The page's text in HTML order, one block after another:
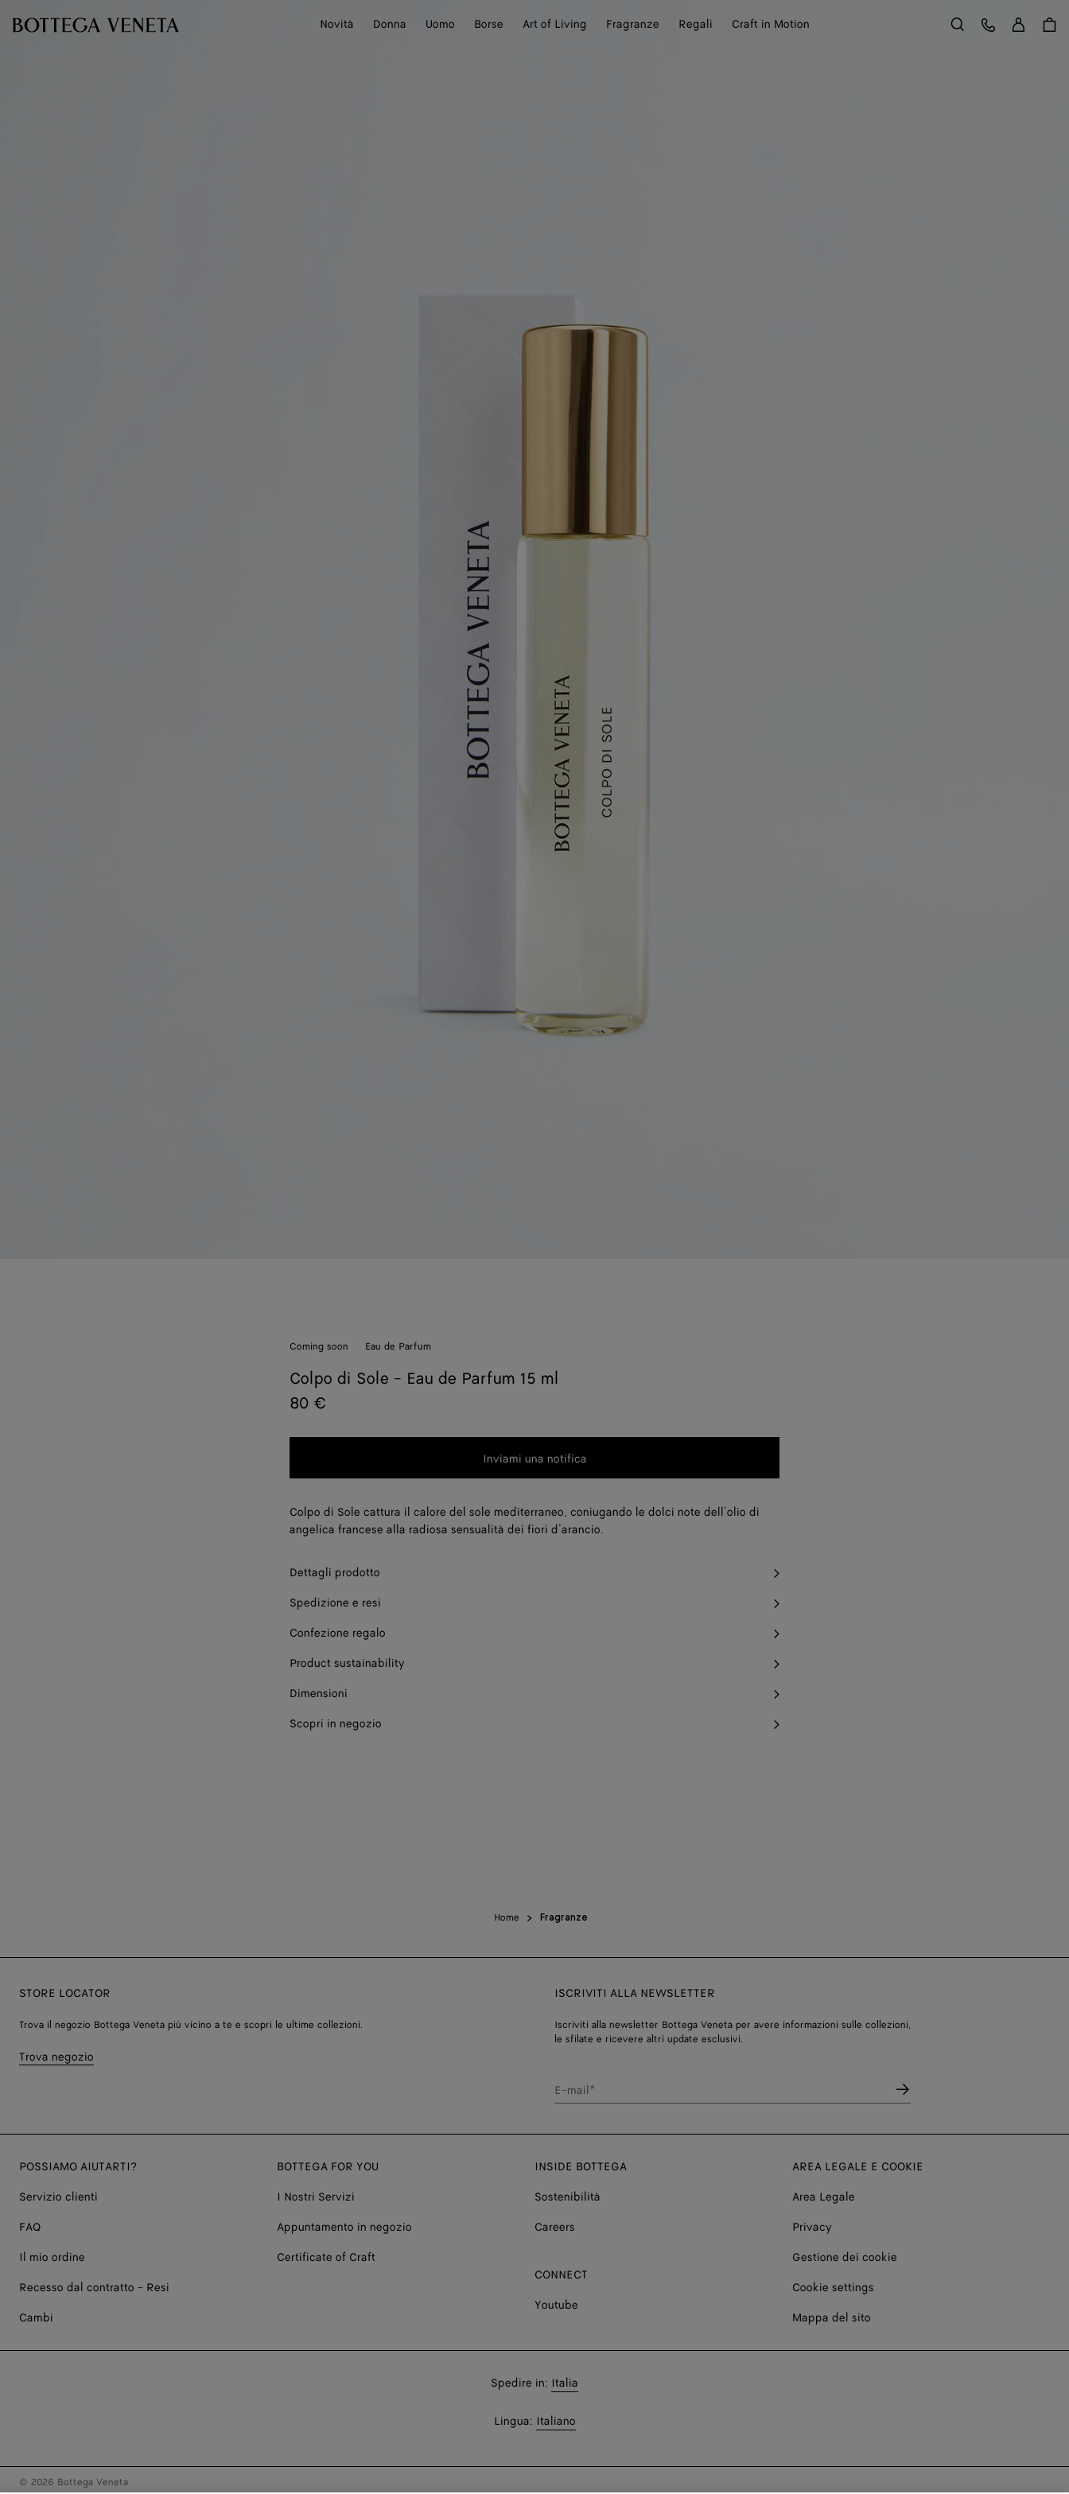
Novità
Donna Uomo Borse Art of Living Fragranze Regali Craft in Motion Cerca
Servizio Clienti
Coming soon Eau de Parfum
Colpo di Sole - Eau de Parfum 15 ml
80 €
Inviami una notifica
Colpo di Sole cattura il calore del sole mediterraneo, coniugando le dolci note dell’olio di
angelica francese alla radiosa sensualità dei fiori d’arancio.
Dettagli prodotto
Spedizione e resi
Confezione regalo
Product sustainability
Dimensioni
Scopri in negozio
Home Fragranze
STORE LOCATOR
Trova il negozio Bottega Veneta più vicino a te e scopri le ultime collezioni.
Trova negozio
ISCRIVITI ALLA NEWSLETTER
Iscriviti alla newsletter Bottega Veneta per avere informazioni sulle collezioni,
le sfilate e ricevere altri update esclusivi.
E-mail*
POSSIAMO AIUTARTI?
Servizio clienti
FAQ
Il mio ordine
Recesso dal contratto - Resi
Cambi
BOTTEGA FOR YOU
I Nostri Servizi
Appuntamento in negozio
Certificate of Craft
INSIDE BOTTEGA
Sostenibilità
Careers
CONNECT
Youtube
AREA LEGALE E COOKIE
Area Legale
Privacy
Gestione dei cookie
Cookie settings
Mappa del sito
Spedire
Spedire in: Italia
Spedire
Lingua: Italiano
© 2026 Bottega Veneta